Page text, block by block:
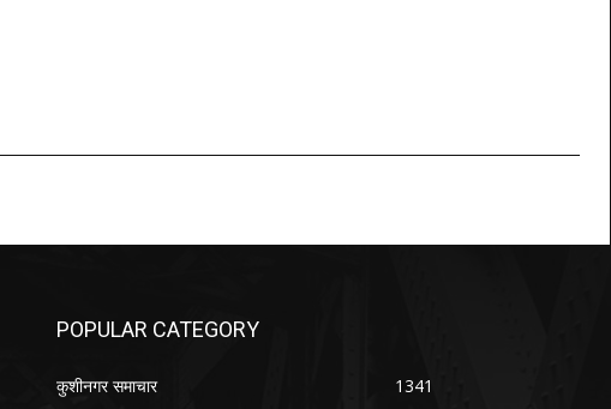
POPULAR CATEGORY
कुशीनगर समाचार
1341